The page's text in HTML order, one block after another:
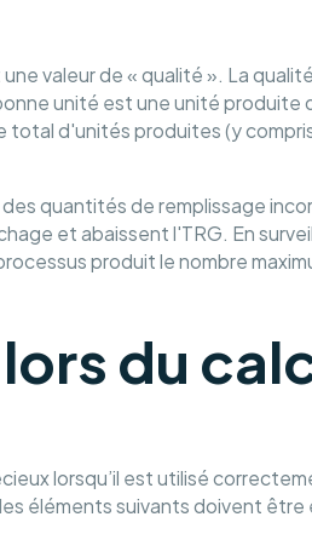
valeur de « qualité ». La
unité est une unité produite
d'unités produites (y
quantités de remplissage
et abaissent l'TRG. En
produit le nombre
du
lorsqu’il est utilisé
éléments suivants doivent